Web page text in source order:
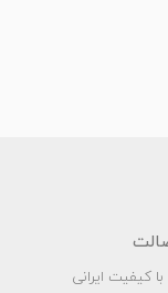
کیفیت ایرانی